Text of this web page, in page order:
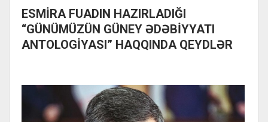
ESMİRA FUADIN HAZIRLADIĞI
“GÜNÜMÜZÜN GÜNEY ƏDƏBİYYATI
ANTOLOGİYASI” HAQQINDA QEYDLƏR